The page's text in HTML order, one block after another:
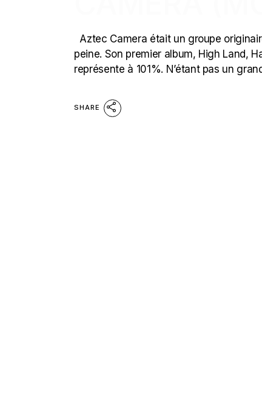
Aztec Camera était un groupe
peine. Son premier album, High Land,
représente à 101%. N’étant pas un
SHARE